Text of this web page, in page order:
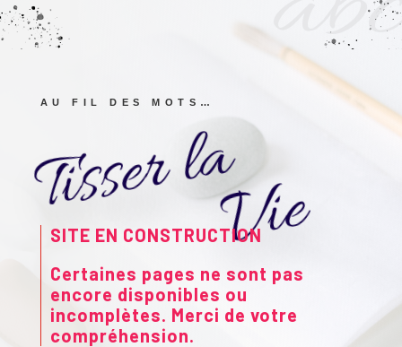
AU FIL DES MOTS…
T
i
s
s
e
r
l
a
V
i
e
SITE EN CONSTRUCTION
Certaines pages ne sont pas
encore disponibles ou
incomplètes. Merci de votre
compréhension.